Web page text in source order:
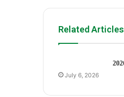
Related Articles
July 6, 2026